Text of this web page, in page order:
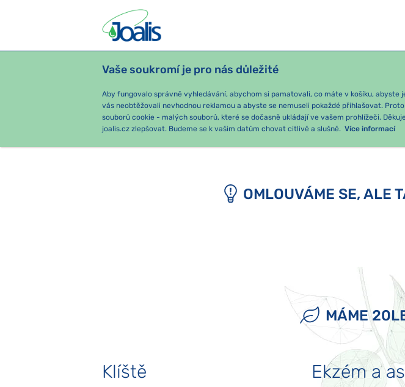
Vaše soukromí je pro nás důležité
Aby fungovalo správně vyhledávání, abychom si pamatovali, co máte v košíku, abyste
vás neobtěžovali nevhodnou reklamou a abyste se nemuseli pokaždé přihlašovat.
souborů cookie - malých souborů, které se dočasně ukládají ve vašem prohlížeči.
joalis.cz zlepšovat. Budeme se k vašim datům chovat citlivě a slušně. Více informací
PRODUKTY PODLE OBTÍŽÍ SEZÓNNÍ BALÍČKY
OMLOUVÁME SE, ALE
MÁME
Klíště Ekzém a